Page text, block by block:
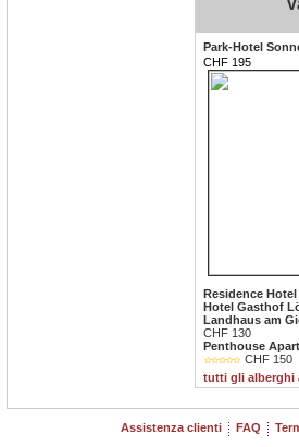
Park-Hotel
CHF 195
Residence Hotel
Hotel Gasthof
Landhaus am
CHF 130
Penthouse
CHF 150
tutti gli alberghi
Assistenza clienti FAQ